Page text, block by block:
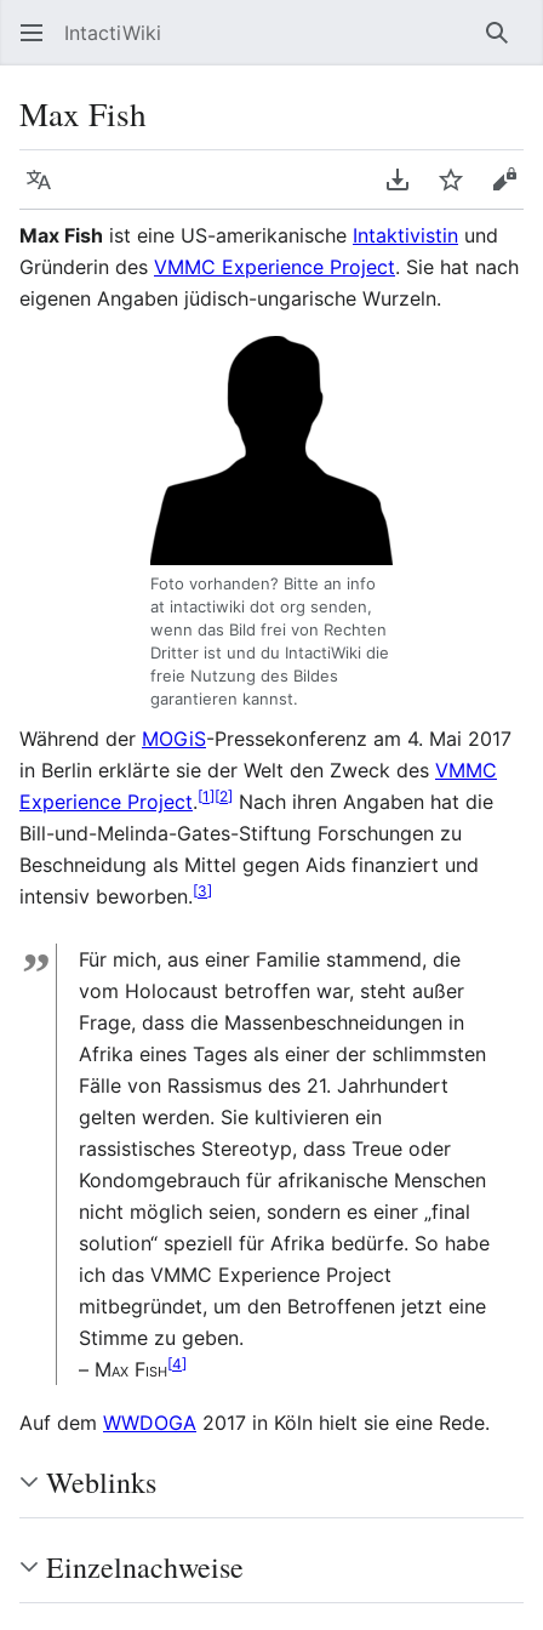
IntactiWiki
Max Fish
Sprache PDF
Max Fish ist eine US-amerikanische Intaktivistin und
Gründerin des VMMC Experience Project. Sie hat nach
eigenen Angaben jüdisch-ungarische Wurzeln.
Foto vorhanden? Bitte an info
at intactiwiki dot org senden,
wenn das Bild frei von Rechten
Dritter ist und du IntactiWiki die
freie Nutzung des Bildes
garantieren kannst.
Während der MOGiS-Pressekonferenz am 4. Mai 2017
in Berlin erklärte sie der Welt den Zweck des VMMC
Experience Project.[1][2] Nach ihren Angaben hat die
Bill-und-Melinda-Gates-Stiftung Forschungen zu
Beschneidung als Mittel gegen Aids finanziert und
intensiv beworben.[3]
”
Für mich, aus einer Familie stammend, die
vom Holocaust betroffen war, steht außer
Frage, dass die Massenbeschneidungen in
Afrika eines Tages als einer der schlimmsten
Fälle von Rassismus des 21. Jahrhundert
gelten werden. Sie kultivieren ein
rassistisches Stereotyp, dass Treue oder
Kondomgebrauch für afrikanische Menschen
nicht möglich seien, sondern es einer „final
solution“ speziell für Afrika bedürfe. So habe
ich das VMMC Experience Project
mitbegründet, um den Betroffenen jetzt eine
Stimme zu geben.
– Max Fish[4]
Auf dem WWDOGA 2017 in Köln hielt sie eine Rede.
Weblinks
Einzelnachweise